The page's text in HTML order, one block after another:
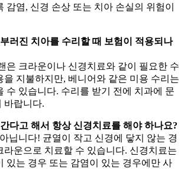
감염, 신경 손상 또는 치아 손실의 위험이
러진 치아를 수리할 때 보험이 적용되나
은 크라운이나 신경치료와 같이 필요한 수
을 지불하지만, 베니어와 같은 미용 수리는
수 있습니다. 수리를 받기 전에 치과에 문
바랍니다.
다고 해서 항상 신경치료를 해야 하나요?
닙니다! 균열이 작고 신경에 닿지 않는 경
라운으로 치료할 수 있습니다. 신경치료는
있는 경우 또는 감염이 있는 경우에만 사